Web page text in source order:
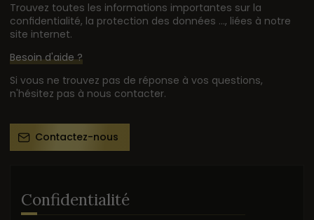
Trouvez toutes les informations importantes sur la
confidentialité, la protection des données ..., liées à notre
site internet.
Besoin d'aide ?
Si vous ne trouvez pas de réponse à vos questions,
n'hésitez pas à nous contacter.
Contactez-nous
Confidentialité